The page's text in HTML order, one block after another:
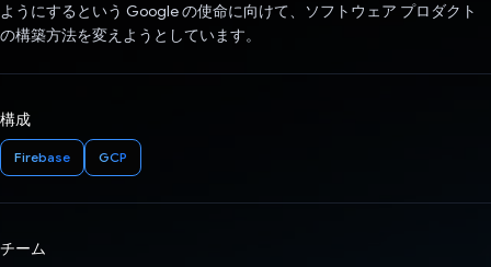
ようにするという Google の使命に向けて、ソフトウェア プロダクト
の構築方法を変えようとしています。
構成
Firebase GCP
チーム